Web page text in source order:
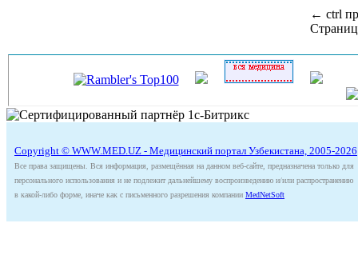
← ctrl
Copyright © WWW.MED.UZ - Медицинский портал Узбекистана, 2005-2026
Все права защищены. Вся информация, размещённая на данном веб-сайте, предназначена только для
персонального использования и не подлежит дальнейшему воспроизведению и/или распространению
в какой-либо форме, иначе как с письменного разрешения компании MedNetSoft